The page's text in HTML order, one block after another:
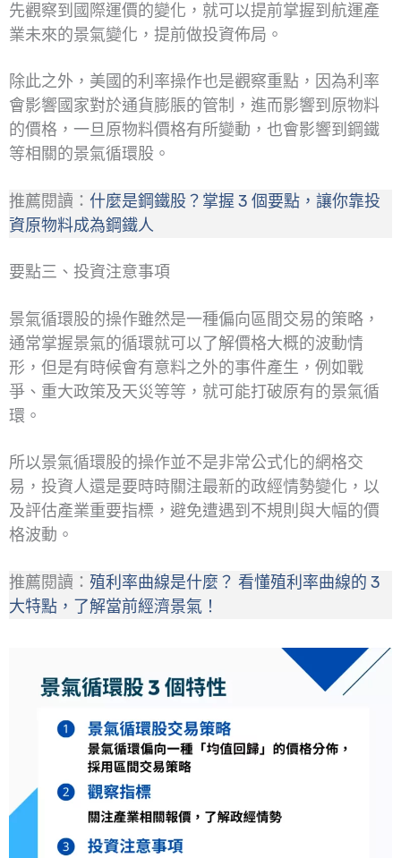
先觀察到國際運價的變化，就可以提前掌握到航運產
業未來的景氣變化，提前做投資佈局。
除此之外，美國的利率操作也是觀察重點，因為利率
會影響國家對於通貨膨脹的管制，進而影響到原物料
的價格，一旦原物料價格有所變動，也會影響到鋼鐵
等相關的景氣循環股。
推薦閱讀： 什麼是鋼鐵股？掌握 3 個要點，讓你靠投
資原物料成為鋼鐵人
要點三、投資注意事項
景氣循環股的操作雖然是一種偏向區間交易的策略，
通常掌握景氣的循環就可以了解價格大概的波動情
形，但是有時候會有意料之外的事件產生，例如戰
爭、重大政策及天災等等，就可能打破原有的景氣循
環。
所以景氣循環股的操作並不是非常公式化的網格交
易，投資人還是要時時關注最新的政經情勢變化，以
及評估產業重要指標，避免遭遇到不規則與大幅的價
格波動。
推薦閱讀： 殖利率曲線是什麼？ 看懂殖利率曲線的 3
大特點，了解當前經濟景氣！